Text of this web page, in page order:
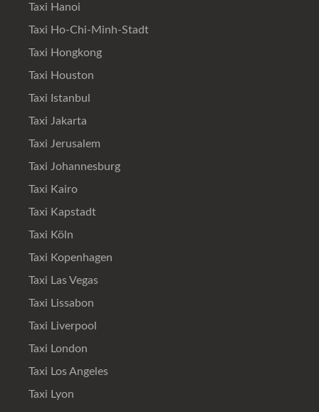
Taxi Hanoi
Taxi Ho-Chi-Minh-Stadt
Taxi Hongkong
Taxi Houston
Taxi Istanbul
Taxi Jakarta
Taxi Jerusalem
Taxi Johannesburg
Taxi Kairo
Taxi Kapstadt
Taxi Köln
Taxi Kopenhagen
Taxi Las Vegas
Taxi Lissabon
Taxi Liverpool
Taxi London
Taxi Los Angeles
Taxi Lyon